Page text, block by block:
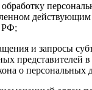
действующим
РФ;
и запросы
представителей в
о персональных